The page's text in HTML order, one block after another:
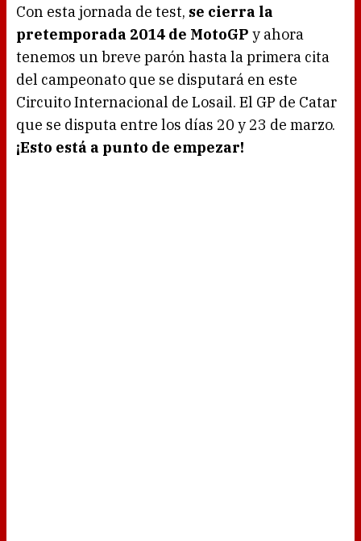
Con esta jornada de test, se cierra la
pretemporada 2014 de MotoGP y ahora
tenemos un breve parón hasta la primera cita
del campeonato que se disputará en este
Circuito Internacional de Losail. El GP de Catar
que se disputa entre los días 20 y 23 de marzo.
¡Esto está a punto de empezar!